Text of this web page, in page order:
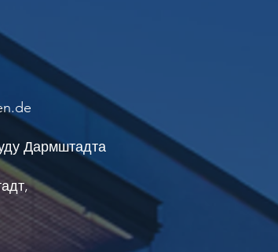
Дармштадта